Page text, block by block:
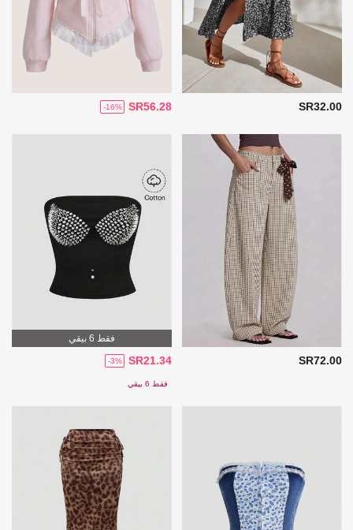
SR32.00
SR56.28
-16%
SR72.00
فقط 6 بيقي
SR21.34
-3%
فقط 6 بيقي